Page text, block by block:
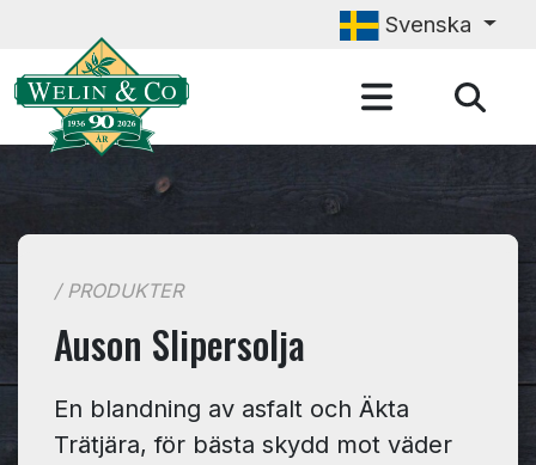
Svenska
/ PRODUKTER
Auson Slipersolja
En blandning av asfalt och Äkta
Trätjära, för bästa skydd mot väder